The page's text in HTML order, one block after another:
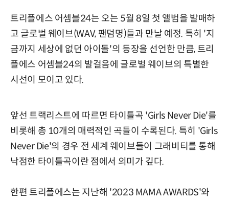
트리플에스 어셈블24는 오는 5월 8일 첫 앨범을 발매하
고 글로벌 웨이브(WAV, 팬덤명)들과 만날 예정. 특히 '지
금까지 세상에 없던 아이돌'의 등장을 선언한 만큼, 트리
플에스 어셈블24의 발걸음에 글로벌 웨이브의 특별한
시선이 모이고 있다.
앞선 트랙리스트에 따르면 타이틀곡 'Girls Never Die'를
비롯해 총 10개의 매력적인 곡들이 수록된다. 특히 'Girls
Never Die'의 경우 전 세계 웨이브들이 그래비티를 통해
낙점한 타이틀곡이란 점에서 의미가 깊다.
한편 트리플에스는 지난해 '2023 MAMA AWARDS'와